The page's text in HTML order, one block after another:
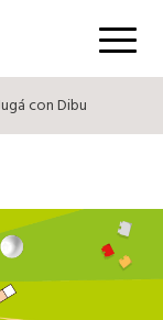
Menú
con Dibu